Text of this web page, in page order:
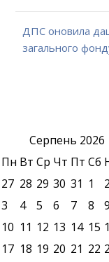
ДПС оновила
загального
Серпень 2026
Пн Вт Ср Чт Пт Сб
27 28 29 30 31 1
2
3
4 5 6 7 8
9
10 11 12 13 14 15
17 18 19 20 21 22